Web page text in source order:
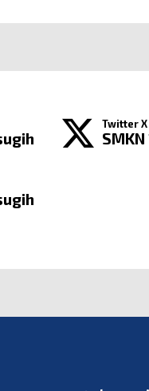
Twitter X